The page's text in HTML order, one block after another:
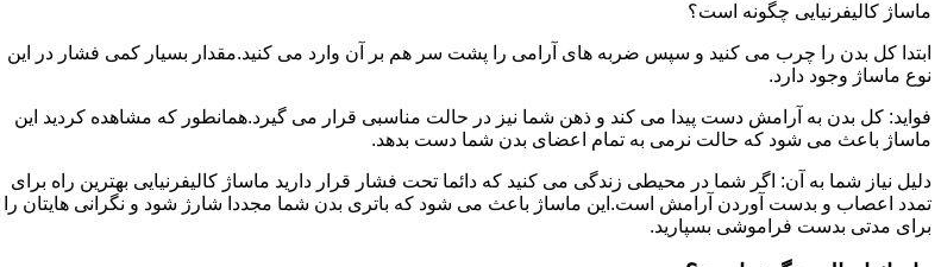
ماساژ کالیفرنیایی چگونه است؟
ابتدا کل بدن را چرب می کنید و سپس ضربه های آرامی را پشت سر هم بر آن وارد می کنید.مقدار بسیار کمی فشار در این
نوع ماساژ وجود دارد.
فواید: کل بدن به آرامش دست پیدا می کند و ذهن شما نیز در حالت مناسبی قرار می گیرد.همانطور که مشاهده کردید این
ماساژ باعث می شود که حالت نرمی به تمام اعضای بدن شما دست بدهد.
دلیل نیاز شما به آن: اگر شما در محیطی زندگی می کنید که دائما تحت فشار قرار دارید ماساژ کالیفرنیایی بهترین راه برای
تمدد اعصاب و بدست آوردن آرامش است.این ماساژ باعث می شود که باتری بدن شما مجددا شارژ شود و نگرانی هایتان را
برای مدتی بدست فراموشی بسپارید.